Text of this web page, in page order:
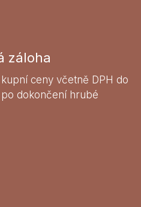
záloha
ceny včetně DPH do
dokončení hrubé